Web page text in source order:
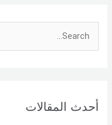
cأحدث المقالات